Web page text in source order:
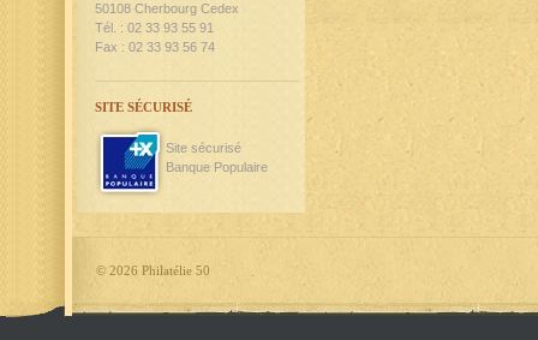
50108 Cherbourg Cedex
Tél. : 02 33 93 55 91
Fax : 02 33 93 56 74
SITE SÉCURISÉ
Site sécurisé
Banque Populaire
© 2026 Philatélie 50